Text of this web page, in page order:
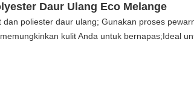
Daur Ulang Eco Melange
poliester daur ulang; Gunakan proses
kulit Anda untuk bernapas;Ideal